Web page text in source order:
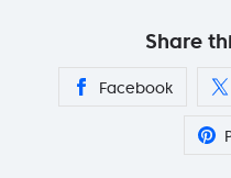
Share
Facebook